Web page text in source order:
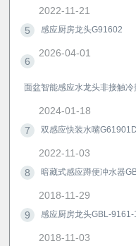
2022-11-21
5
感应厨房龙头G91602
2026-04-01
6
面盆智能感应水龙头非接触
2024-01-18
7
双感应快装水嘴G61901D
2022-11-03
8
暗藏式感应蹲便冲水器
2018-11-29
9
感应厨房龙头GBL-9161-
2018-11-03